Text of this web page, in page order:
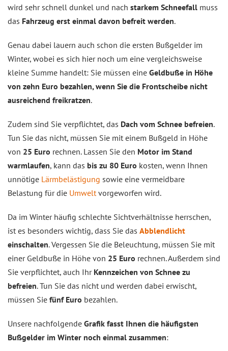
wird sehr schnell dunkel und nach starkem Schneefall muss
das Fahrzeug erst einmal davon befreit werden.
Genau dabei lauern auch schon die ersten Bußgelder im
Winter, wobei es sich hier noch um eine vergleichsweise
kleine Summe handelt: Sie müssen eine Geldbuße in Höhe
von zehn Euro bezahlen, wenn Sie die Frontscheibe nicht
ausreichend freikratzen.
Zudem sind Sie verpflichtet, das Dach vom Schnee befreien.
Tun Sie das nicht, müssen Sie mit einem Bußgeld in Höhe
von 25 Euro rechnen. Lassen Sie den Motor im Stand
warmlaufen, kann das bis zu 80 Euro kosten, wenn Ihnen
unnötige Lärmbelästigung sowie eine vermeidbare
Belastung für die Umweltvorgeworfen wird.
Da im Winter häufig schlechte Sichtverhältnisse herrschen,
ist es besonders wichtig, dass Sie das Abblendlicht
einschalten. Vergessen Sie die Beleuchtung, müssen Sie mit
einer Geldbuße in Höhe von 25 Euro rechnen. Außerdem sind
Sie verpflichtet, auch Ihr Kennzeichen von Schnee zu
befreien. Tun Sie das nicht und werden dabei erwischt,
müssen Sie fünf Euro bezahlen.
Unsere nachfolgende Grafik fasst Ihnen die häufigsten
Bußgelder im Winter noch einmal zusammen: